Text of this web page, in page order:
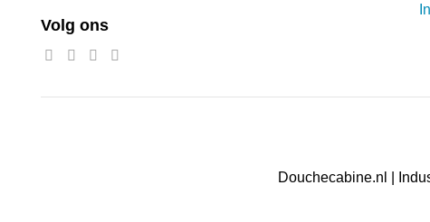
Volg ons
Douchecabine.nl |